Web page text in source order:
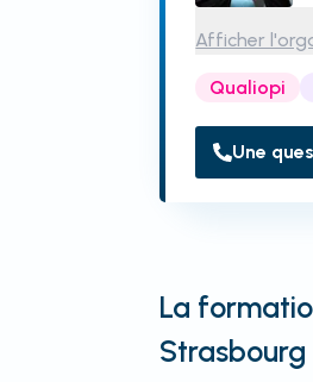
Afficher
Qualiopi
Une
La
Strasbourg